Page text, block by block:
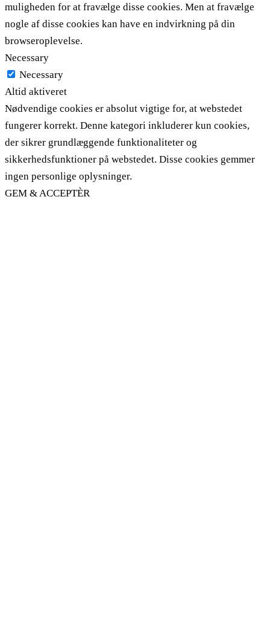
muligheden for at fravælge disse cookies. Men at fravælge
nogle af disse cookies kan have en indvirkning på din
browseroplevelse.
Necessary
Necessary
Altid aktiveret
Nødvendige cookies er absolut vigtige for, at webstedet
fungerer korrekt. Denne kategori inkluderer kun cookies,
der sikrer grundlæggende funktionaliteter og
sikkerhedsfunktioner på webstedet. Disse cookies gemmer
ingen personlige oplysninger.
GEM & ACCEPTÈR